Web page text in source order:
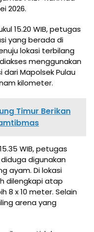
2026.
15.20 WIB, petugas
yang berada di
lokasi terbilang
menggunakan
dari Mapolsek Pulau
kilometer.
Timur Berikan
WIB, petugas
digunakan
ayam. Di lokasi
dilengkapi atap
8 x 10 meter. Selain
arena yang